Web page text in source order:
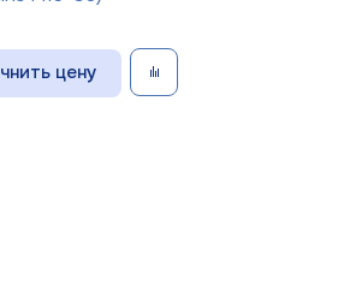
цену